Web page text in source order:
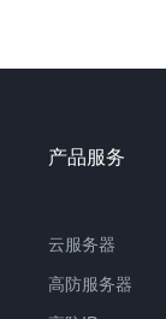
产品服务
云服务器
高防服务器